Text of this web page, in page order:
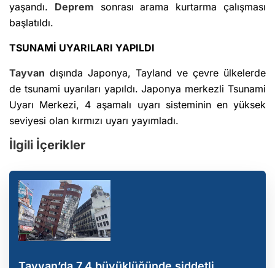
yaşandı. Deprem sonrası arama kurtarma çalışması
başlatıldı.
TSUNAMİ UYARILARI YAPILDI
Tayvan dışında Japonya, Tayland ve çevre ülkelerde
de tsunami uyarıları yapıldı. Japonya merkezli Tsunami
Uyarı Merkezi, 4 aşamalı uyarı sisteminin en yüksek
seviyesi olan kırmızı uyarı yayımladı.
İlgili İçerikler